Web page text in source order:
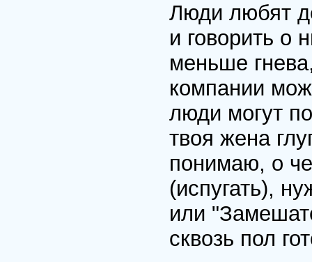
Люди любят
и говорить о
меньше
компании
люди могут
твоя жена
понимаю, о
(испугать),
или
сквозь пол